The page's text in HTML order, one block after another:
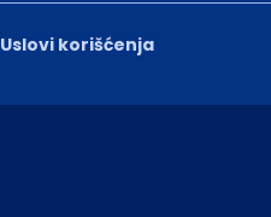
Uslovi korišćenja